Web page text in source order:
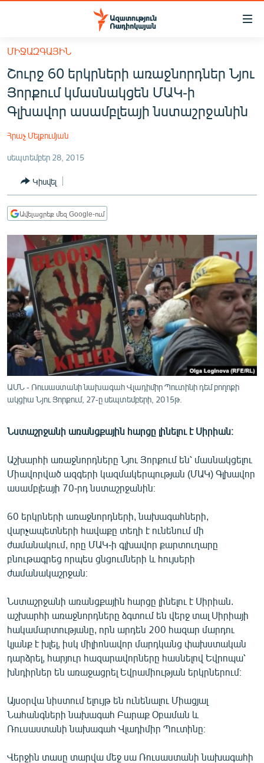
Մատչելիության
հիմնական
բովանդակությանը
Անցնել
հիմնական
մենյուին
ՀԱՅԱՍՏԱՆ
ՔԱՂԱՔԱԿԱՆ
ՏՆՏԵՍՈՒԹՅՈՒՆ
ՂԱՐԱԲԱՂ
ՏԱՐԱԾԱՇՐՋԱՆ
ՄԻՋԱԶԳԱՅԻՆ
ՄՇԱԿՈՒՅԹ
ՍՊՈՐՏ
ՄԵԿՆԱԲԱՆՈՒԹՅՈՒՆ
ՏՏ ԵՒ ԻՆՏԵՐՆԵՏ
ԱՐԽԻՎ
ՁԳՏԵԼՈՎ ԼԱՎԱԳՈՒՅՆԻՆ
ՓՈԴՔԱՍԹ
Հայերեն
English
Русский
«Ազատության» բոլոր կայքերը
ՄԻՋԱԶԳԱՅԻՆ
Շուրջ 60 երկրների առաջնորդներ Նյու
Յորքում կմասնակցեն ՄԱԿ-ի
Գլխավոր ասամբլեայի նստաշրջանին
Հրաչ Մելքումյան
սեպտեմբեր 28, 2015
Կիսվել
Ավելացրեք մեզ Google-ում
ԱՄՆ - Ռուսաստանի նախագահ Վլադիմիր Պուտինի դեմ բողոքի
ակցիա Նյու Յորքում, 27-ը սեպտեմբերի, 2015թ.
Նստաշրջանի առանցքային հարցը լինելու է Սիրիան։
Աշխարհի առաջնորդները Նյու Յորքում են՝ մասնակցելու
Միավորված ազգերի կազմակերպության (ՄԱԿ) Գլխավոր
ասամբլեայի 70-րդ նստաշրջանին։
60 երկրների առաջնորդների, նախագահների,
վարչապետների հավաքը տեղի է ունենում մի
ժամանակում, որը ՄԱԿ-ի գլխավոր քարտուղարը
բնութագրեց որպես ցնցումների և հույսերի
ժամանակաշրջան։
Նստաշրջանի առանցքային հարցը լինելու է Սիրիան.
աշխարհի առաջնորդները ձգտում են վերջ տալ Սիրիայի
հակամարտությանը, որն արդեն 200 հազար մարդու
կյանք է խլել, իսկ միլիոնավոր մարդկանց փախստական
դարձրել, հարյուր հազարավորները հասնելով Եվրոպա՝
խնդիրներ են առաջացրել Եվրամիության երկրներում։
Այսօրվա նիստում ելույթ են ունենալու Միացյալ
Նահանգների նախագահ Բարաք Օբաման և
Ռուսաստանի նախագահ Վլադիմիր Պուտինը։
Վերջին տասը տարվա մեջ սա Ռուսաստանի նախագահի